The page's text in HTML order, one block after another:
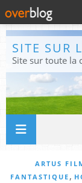
ARTUS
FANTASTIQUE ,